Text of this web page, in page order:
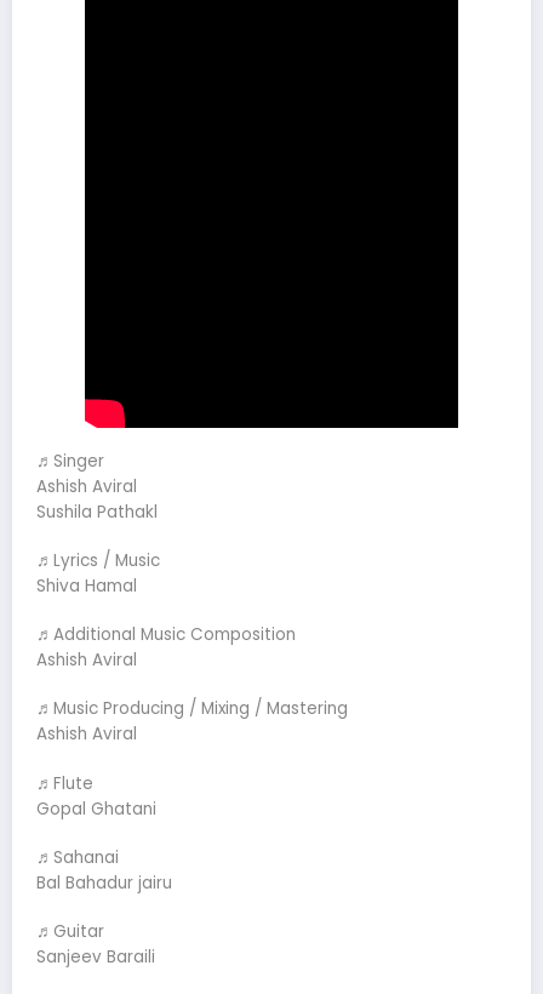
♬Singer
Ashish Aviral
Sushila Pathakl
♬Lyrics / Music
Shiva Hamal
♬Additional Music Composition
Ashish Aviral
♬Music Producing / Mixing / Mastering
Ashish Aviral
♬Flute
Gopal Ghatani
♬Sahanai
Bal Bahadur jairu
♬Guitar
Sanjeev Baraili